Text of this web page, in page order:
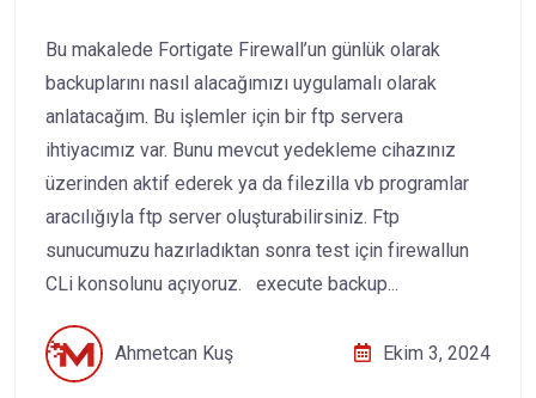
Bu makalede Fortigate Firewall’un günlük olarak
backuplarını nasıl alacağımızı uygulamalı olarak
anlatacağım. Bu işlemler için bir ftp servera
ihtiyacımız var. Bunu mevcut yedekleme cihazınız
üzerinden aktif ederek ya da filezilla vb programlar
aracılığıyla ftp server oluşturabilirsiniz. Ftp
sunucumuzu hazırladıktan sonra test için firewallun
CLi konsolunu açıyoruz. execute backup...
Ahmetcan Kuş Ekim 3, 2024